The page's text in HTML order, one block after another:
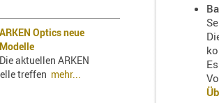
ARKEN Optics neue
Modelle
Die aktuellen ARKEN
treffen mehr...